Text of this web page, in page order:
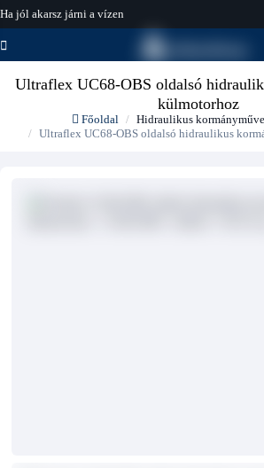
Ha jól akarsz járni a vízen
hajo-felszereles.hu
Ultraflex UC68-OBS oldalsó
külmotorhoz
Főoldal
Hidraulikus
Ultraflex UC68-OBS oldalsó hidraulikus